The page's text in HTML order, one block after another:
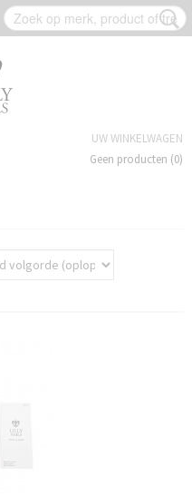
UW WINKELWAGEN
Geen producten (0)